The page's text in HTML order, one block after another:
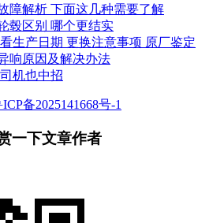
障解析 下面这几种需要了解
毂区别 哪个更结实
生产日期 更换注意事项 原厂鉴定
响原因及解决办法
机也中招
备2025141668号-1
一下文章作者